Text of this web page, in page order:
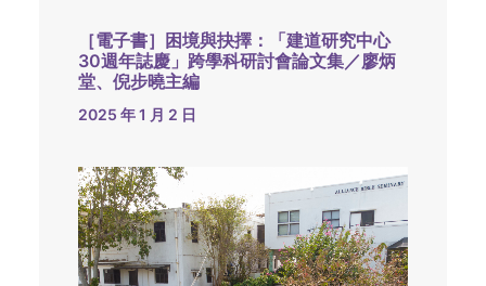
［電子書］困境與抉擇：「建道研究中心
30週年誌慶」跨學科研討會論文集／廖炳
堂、倪步曉主編
2025 年 1 月 2 日